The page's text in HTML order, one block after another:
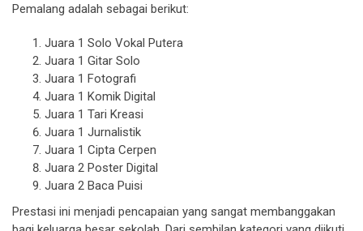
Pemalang adalah sebagai berikut:
Juara 1 Solo Vokal Putera
Juara 1 Gitar Solo
Juara 1 Fotografi
Juara 1 Komik Digital
Juara 1 Tari Kreasi
Juara 1 Jurnalistik
Juara 1 Cipta Cerpen
Juara 2 Poster Digital
Juara 2 Baca Puisi
Prestasi ini menjadi pencapaian yang sangat membanggakan